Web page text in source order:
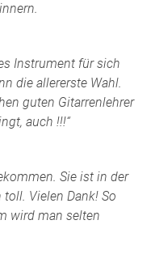
Instrument für sich
die allererste Wahl.
guten Gitarrenlehrer
auch !!!“
Sie ist in der
Vielen Dank! So
wird man selten